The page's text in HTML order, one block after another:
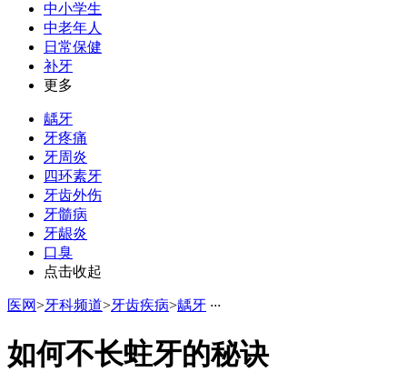
中小学生
中老年人
日常保健
补牙
更多
龋牙
牙疼痛
牙周炎
四环素牙
牙齿外伤
牙髓病
牙龈炎
口臭
点击收起
医网>牙科频道>牙齿疾病>龋牙 ···
如何不长蛀牙的秘诀